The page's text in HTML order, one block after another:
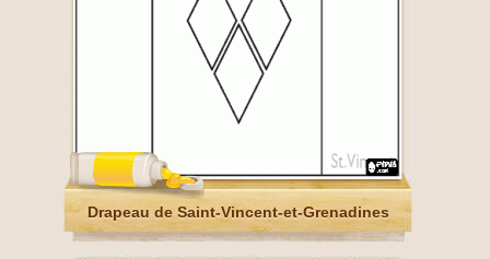
Drapeau de Saint-Vincent-et-Grenadines